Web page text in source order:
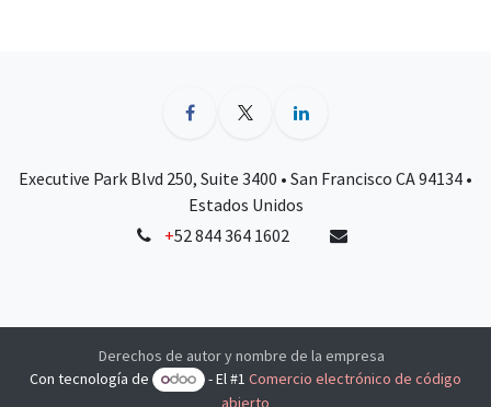
Executive Park Blvd 250, Suite 3400 • San Francisco CA 94134 •
Estados Unidos
+52 844 364 1602
Derechos de autor y nombre de la empresa
Con tecnología de
- El #1Comercio electrónico de código
abierto